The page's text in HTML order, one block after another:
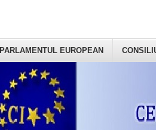
PARLAMENTUL EUROPEAN